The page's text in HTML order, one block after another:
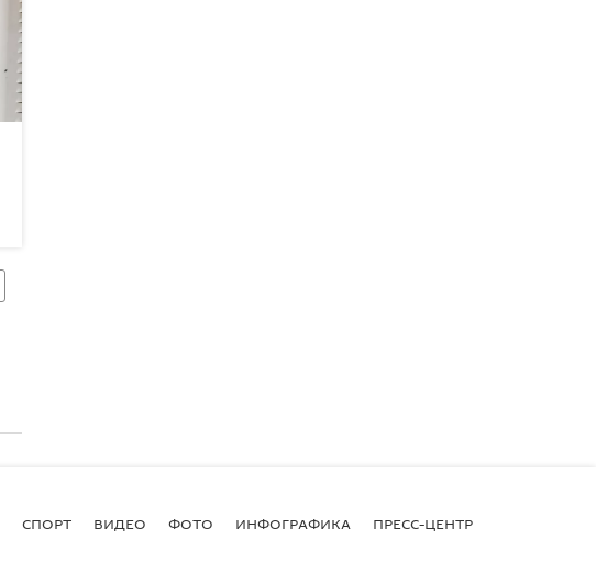
СПОРТ ВИДЕО ФОТО ИНФОГРАФИКА ПРЕСС-ЦЕНТР